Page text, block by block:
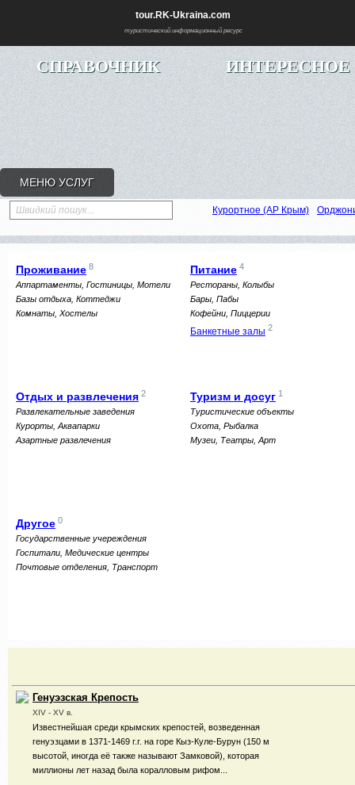
tour.RK-Ukraina.com
туристический информационный ресурс
СПРАВОЧНИК ИНТЕРЕСНОЕ
МЕНЮ УСЛУГ
Швидкий пошук... Курортное (АР Крым)
Проживание 8
Аппартаменты, Гостиницы, Мотели
Базы отдыха, Коттеджи
Комнаты, Хостелы
Питание 4
Рестораны, Колыбы
Бары, Пабы
Кофейни, Пиццерии
Банкетные залы 2
Отдых и развлечения 2
Развлекательные заведения
Курорты, Аквапарки
Азартные развлечения
Туризм и досуг 1
Туристические объекты
Охота, Рыбалка
Музеи, Театры, Арт
Другое 0
Государственные учереждения
Госпитали, Медические центры
Почтовые отделения, Транспорт
Генуэзская Крепость
XIV - XV в.
Известнейшая среди крымских крепостей, возведенная
генуэзцами в 1371-1469 г.г. на горе Кыз-Куле-Бурун (150 м
высотой, иногда её также называют Замковой), которая
миллионы лет назад была коралловым рифом...